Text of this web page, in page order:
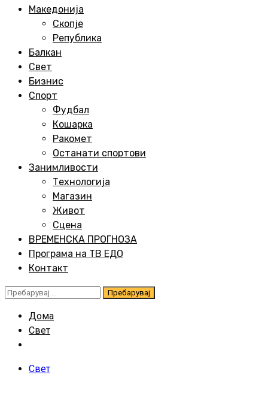
Македонија
Скопје
Република
Балкан
Свет
Бизнис
Спорт
Фудбал
Кошарка
Ракомет
Останати спортови
Занимливости
Технологија
Магазин
Живот
Сцена
ВРЕМЕНСКА ПРОГНОЗА
Програма на ТВ ЕДО
Контакт
Пребарувај
Дома
Свет
Свет